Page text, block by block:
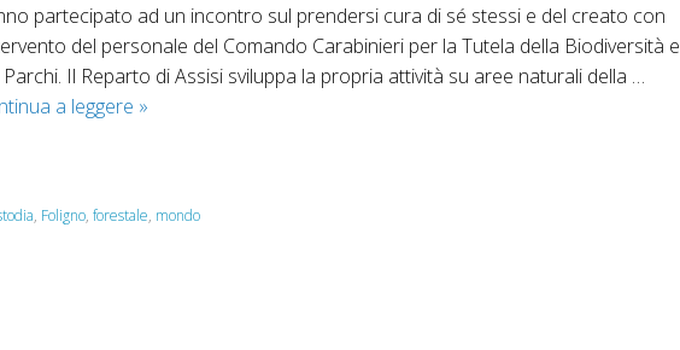
partecipato ad un incontro sul prendersi cura di sé stessi e del creato con
del personale del Comando Carabinieri per la Tutela della Biodiversità e
Parchi. Il Reparto di Assisi sviluppa la propria attività su aree naturali della …
a leggere Progetto
l’importanza
»
, Foligno, forestale, mondo